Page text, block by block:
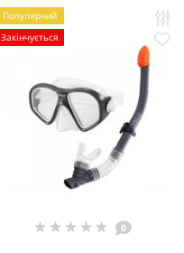
Популярний
Закінчується
0